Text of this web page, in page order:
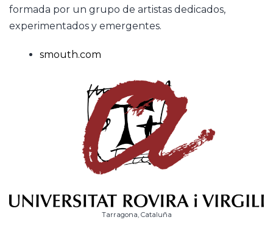
formada por un grupo de artistas dedicados,
experimentados y emergentes.
smouth.com
Tarragona, Cataluña